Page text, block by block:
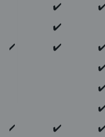
✔️
✔️
✔️
✔️
✔️
✔️